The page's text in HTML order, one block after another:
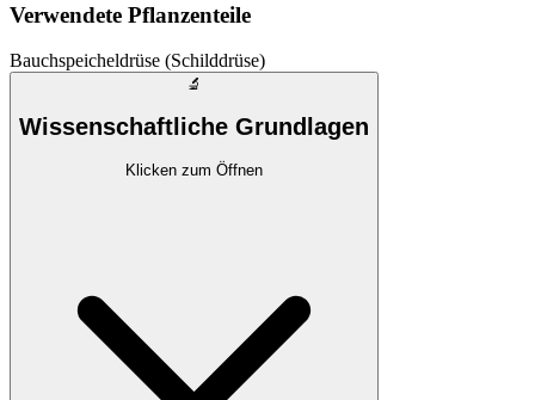
Verwendete Pflanzenteile
Bauchspeicheldrüse (Schilddrüse)
🔬
Wissenschaftliche Grundlagen
Klicken zum Öffnen